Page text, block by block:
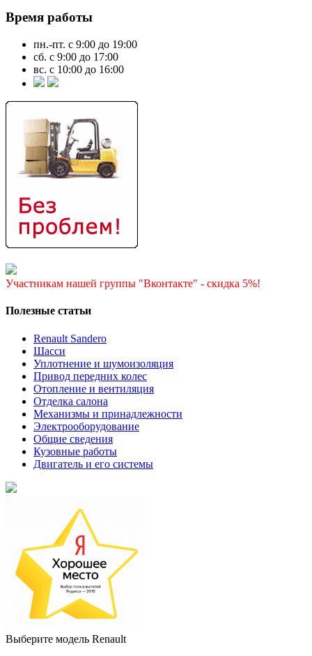
Время работы
пн.-пт. с 9:00 до 19:00
сб. с 9:00 до 17:00
вс. с 10:00 до 16:00
Участникам нашей группы "Вконтакте" - скидка 5%!
Полезные статьи
Renault Sandero
Шасси
Уплотнение и шумоизоляция
Привод передних колес
Отопление и вентиляция
Отделка салона
Механизмы и принадлежности
Электрооборудование
Общие сведения
Кузовные работы
Двигатель и его системы
Выберите модель Renault